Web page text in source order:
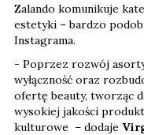
Zalando komunikuje
estetyki – bardzo
Instagrama.
- Poprzez rozwój
wyłączność oraz
ofertę beauty, tworząc
wysokiej jakości
kulturowe – dodaje